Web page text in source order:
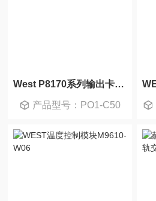
West P8170系列输出卡PO1-C50
产品型号：PO1-C50